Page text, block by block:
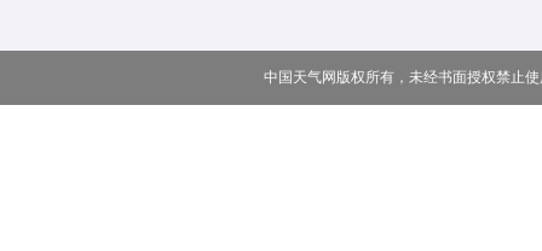
中国天气网版权所有，未经书面授权禁